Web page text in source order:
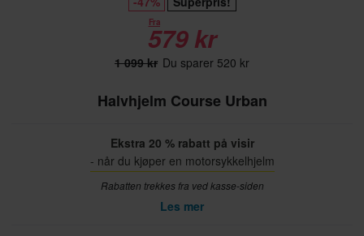
Fra
579 kr
1 099 kr Du sparer 520 kr
Halvhjelm Course Urban
Ekstra 20 % rabatt på visir
- når du kjøper en motorsykkelhjelm
Rabatten trekkes fra ved kasse-siden
Les mer